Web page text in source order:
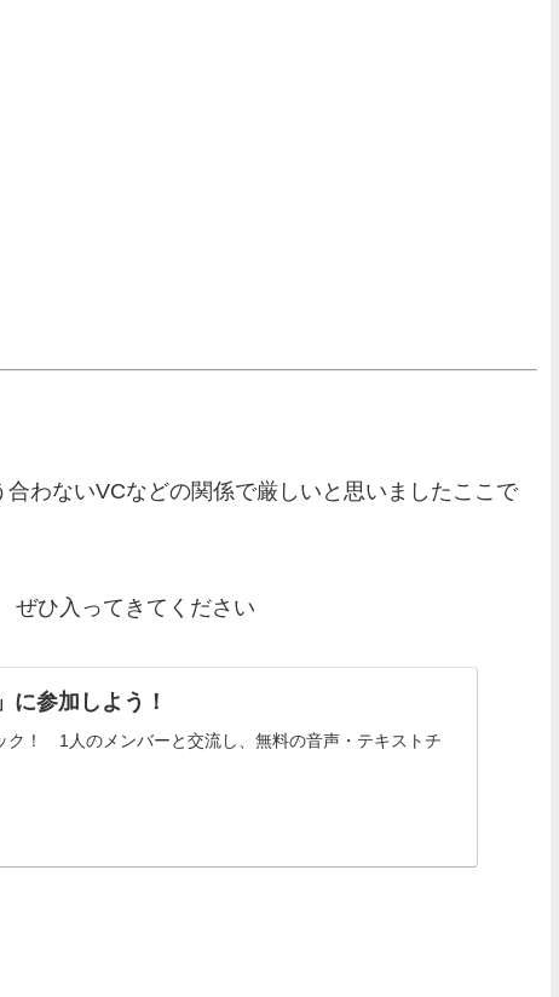
わないVCなどの関係で厳しいと思いましたここで
ぜひ入ってきてください
参加しよう！
ク！ 1人のメンバーと交流し、無料の音声・テキストチ